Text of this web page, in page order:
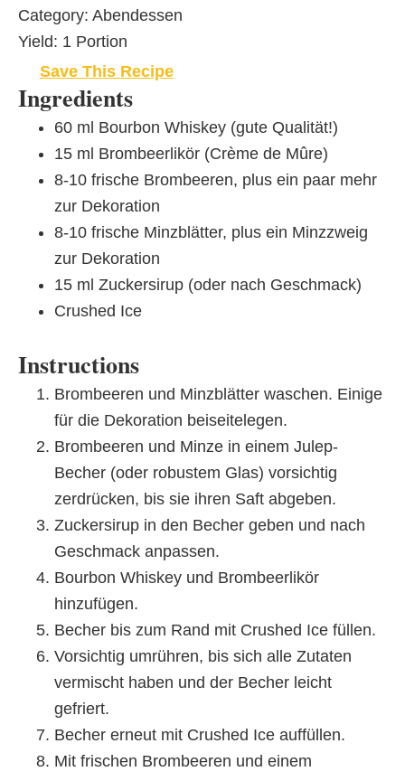
Category: Abendessen
Yield: 1 Portion
Save This Recipe
Ingredients
60 ml Bourbon Whiskey (gute Qualität!)
15 ml Brombeerlikör (Crème de Mûre)
8-10 frische Brombeeren, plus ein paar mehr
zur Dekoration
8-10 frische Minzblätter, plus ein Minzzweig
zur Dekoration
15 ml Zuckersirup (oder nach Geschmack)
Crushed Ice
Instructions
Brombeeren und Minzblätter waschen. Einige
für die Dekoration beiseitelegen.
Brombeeren und Minze in einem Julep-
Becher (oder robustem Glas) vorsichtig
zerdrücken, bis sie ihren Saft abgeben.
Zuckersirup in den Becher geben und nach
Geschmack anpassen.
Bourbon Whiskey und Brombeerlikör
hinzufügen.
Becher bis zum Rand mit Crushed Ice füllen.
Vorsichtig umrühren, bis sich alle Zutaten
vermischt haben und der Becher leicht
gefriert.
Becher erneut mit Crushed Ice auffüllen.
Mit frischen Brombeeren und einem